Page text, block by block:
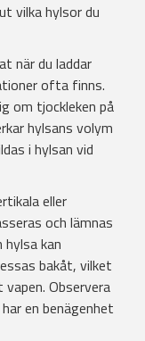
vilka hylsor du
när du laddar
ofta finns.
om tjockleken på
hylsans volym
i hylsan vid
eller
och lämnas
hylsa kan
bakåt, vilket
Observera
en benägenhet